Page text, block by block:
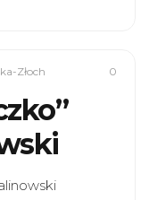
Złoch 0